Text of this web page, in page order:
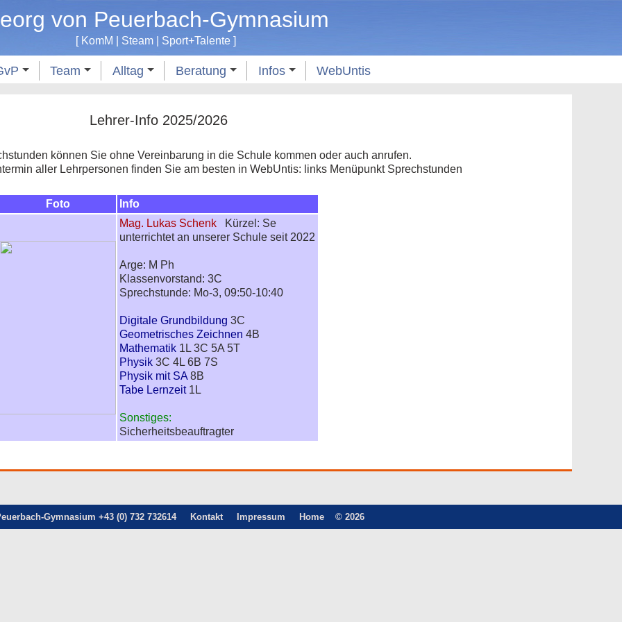
von Peuerbach-Gymnasium
[ KomM Steam| Sport+Talente]
Team Alltag Beratung Infos WebUntis
Lehrer-Info 2025/2026
können Sie ohne Vereinbarung in die Schule kommen oder auch anrufen.
aller Lehrpersonen finden Sie am besten in WebUntis: links Menüpunkt Sprechstunden
Foto
Info
Mag. Lukas Schenk
Kürzel: Se
unterrichtet an unserer Schule seit 2022
Arge: M Ph
Klassenvorstand: 3C
Sprechstunde: Mo-3, 09:50-10:40
Digitale Grundbildung 3C
Geometrisches Zeichnen 4B
Mathematik 1L 3C 5A 5T
Physik 3C 4L 6B 7S
Physik mit SA 8B
Tabe Lernzeit1L
Sonstiges:
Sicherheitsbeauftragter
Gymnasium +43 (0) 732 732614 Kontakt Impressum Home © 2026